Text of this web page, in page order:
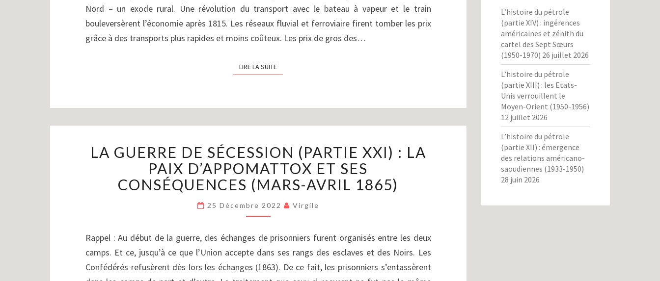
Nord – un exode rural. Une révolution du transport avec le bateau à vapeur et le train
bouleversèrent l’économie après 1815. Les réseaux fluvial et ferroviaire firent tomber les prix
grâce à des transports plus rapides et moins coûteux. Les prix de gros des…
LIRE LA SUITELIRE LA SUITE
GUERRE
DE
SÉCESSION
(PARTIE
XXI)
:
PAIX
D’APPOMATTOX
ET
SES
LA GUERRE DE SÉCESSION (PARTIE XXI) : LA
PAIX D’APPOMATTOX ET SES
CONSÉQUENCES (MARS-AVRIL 1865)
25 Décembre 2022 Virgile
Rappel : Au début de la guerre, des échanges de prisonniers furent organisés entre les deux
camps. Et ce, jusqu’à ce que l’Union accepte dans ses rangs des esclaves et des Noirs. Les
Confédérés refusèrent dès lors les échanges (1863). De ce fait, les prisonniers s’entassèrent
L’histoire du pétrole
(partie XIV) : ingérences
américaines et zénith du
cartel des Sept Sœurs
(1950-1970) 26 juillet 2026
L’histoire du pétrole
(partie XIII) : les Etats-
Unis verrouillent le
Moyen-Orient (1950-1956)
12 juillet 2026
L’histoire du pétrole
(partie XII) : émergence
des relations américano-
saoudiennes (1933-1950)
28 juin 2026